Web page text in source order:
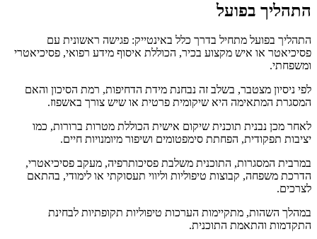
התהליך בפועל
התהליך בפועל מתחיל בדרך כלל באינטייק: פגישה ראשונית עם
פסיכיאטר או איש מקצוע בכיר, הכוללת איסוף מידע רפואי, פסיכיאטרי
ומשפחתי.
לפי ניסיון מצטבר, בשלב זה נבחנת מידת הדחיפות, רמת הסיכון והאם
המסגרת המתאימה היא שיקומית פרטית או שיש צורך באשפוז.
לאחר מכן נבנית תוכנית שיקום אישית הכוללת מטרות ברורות, כמו
יציבות תפקודית, הפחתת סימפטומים ושיפור מיומנויות חיים.
במרבית המסגרות, התוכנית משלבת פסיכותרפיה, מעקב פסיכיאטרי,
הדרכת משפחה, קבוצות טיפוליות וליווי תעסוקתי או לימודי, בהתאם
לצרכים.
במהלך השהות, מתקיימות הערכות טיפוליות תקופתיות לבחינת
התקדמות והתאמת התוכנית.